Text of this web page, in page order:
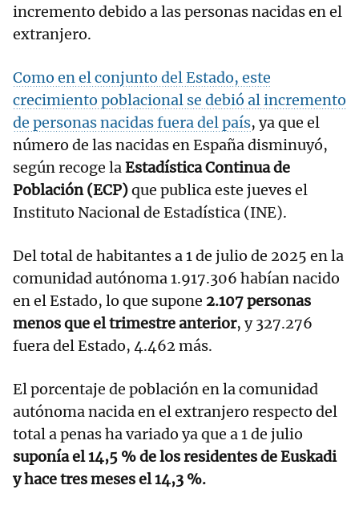
incremento debido a las personas nacidas en el
extranjero.
Como en el conjunto del Estado, este
crecimiento poblacional se debió al incremento
de personas nacidas fuera del país, ya que el
número de las nacidas en España disminuyó,
según recoge laEstadística Continua de
Población (ECP)que publica este jueves el
Instituto Nacional de Estadística (INE).
Del total de habitantes a 1 de julio de 2025 en la
comunidad autónoma 1.917.306 habían nacido
en el Estado, lo que supone 2.107 personas
menos que el trimestre anterior, y 327.276
fuera del Estado, 4.462 más.
El porcentaje de población en la comunidad
autónoma nacida en el extranjero respecto del
total a penas ha variado ya que a 1 de julio
suponía el 14,5 % de los residentes de Euskadi
y hace tres meses el 14,3 %.